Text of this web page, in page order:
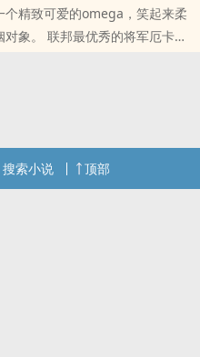
精致可爱的omega，笑起来柔
象。 联邦最优秀的将军厄卡诺
搜索小说 顶部